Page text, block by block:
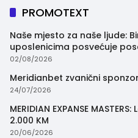
PROMOTEXT
Naše mjesto za naše ljude:
uposlenicima posvećuje
trenutak
02/08/2026
Meridianbet zvanični
24/07/2026
MERIDIAN EXPANSE
2.000 KM
20/06/2026